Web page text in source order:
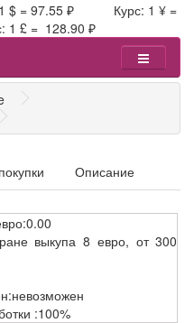
$ = 97.55 ₽ Курс: 1 ¥ =
£ = 128.90 ₽
Описание
выкупа 8 евро, от 300
:100%